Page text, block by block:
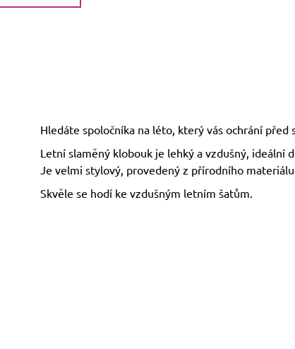
Hledáte spoločníka na léto, který vás ochrání před
Letní slaměný klobouk je lehký a vzdušný, ideální
Je velmi stylový, provedený z přírodního
Skvěle se hodí ke vzdušným letním šatům.